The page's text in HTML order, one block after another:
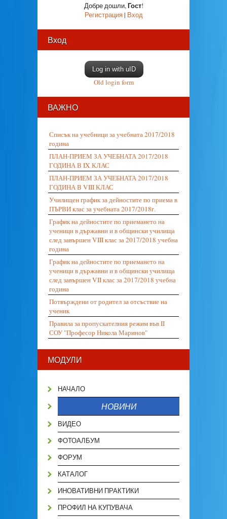
Добре дошли,Гост!
Регистрация| Вход
Вход
Log in with uID
Old login form
ВАЖНО
Списък на учебници за учебната 2017/2018
година
ПЛАН-ПРИЕМ ЗА УЧЕБНАТА 2017/2018
ГОДИНА В IX КЛАС
ПЛАН-ПРИЕМ ЗА УЧЕБНАТА 2017/2018
ГОДИНА В VIII КЛАС
Училищен график за дейностите по приема в
ПЪРВИ клас за учебната 2017/2018г.
График на дейностите по приемането на
ученици в държавни и в общински училища
след завършен VIII клас за 2017/2018 учебна
година
График на дейностите по приемането на
ученици в държавни и в общински училища
след завършен VII клас за 2017/2018 учебна
година
Потвърждени от родител за отсъствие на
ученик
Правила за пропускателния режим във II
СОУ "Професор Никола Маринов"
МОДУЛИ
НАЧАЛО
НОВИНИ
ВИДЕО
ФОТОАЛБУМ
ФОРУМ
КАТАЛОГ
ИНОВАТИВНИ ПРАКТИКИ
ПРОФИЛ НА КУПУВАЧА